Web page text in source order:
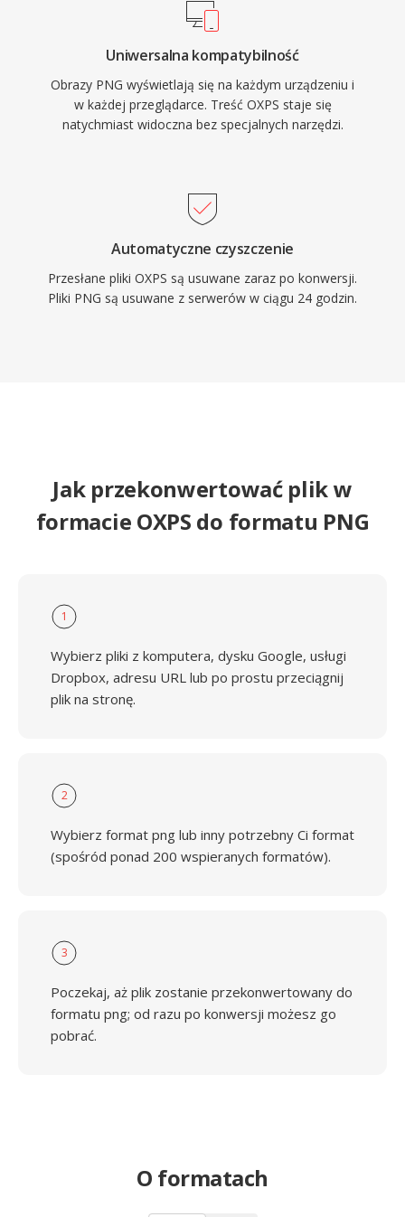
Uniwersalna kompatybilność
Obrazy PNG wyświetlają się na każdym urządzeniu i
w każdej przeglądarce. Treść OXPS staje się
natychmiast widoczna bez specjalnych narzędzi.
Automatyczne czyszczenie
Przesłane pliki OXPS są usuwane zaraz po konwersji.
Pliki PNG są usuwane z serwerów w ciągu 24 godzin.
Jak przekonwertować plik w
formacie OXPS do formatu PNG
1
Wybierz pliki z komputera, dysku Google, usługi
Dropbox, adresu URL lub po prostu przeciągnij
plik na stronę.
2
Wybierz format png lub inny potrzebny Ci format
(spośród ponad 200 wspieranych formatów).
3
Poczekaj, aż plik zostanie przekonwertowany do
formatu png; od razu po konwersji możesz go
pobrać.
O formatach